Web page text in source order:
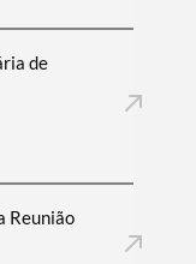
de
Reunião